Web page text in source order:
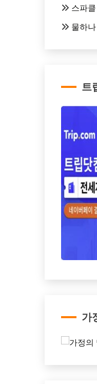
스파
물하
트
가